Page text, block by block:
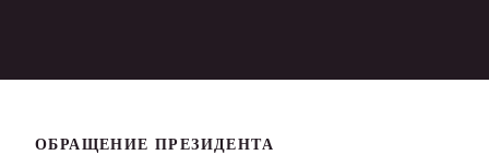
ОБРАЩЕНИЕ ПРЕЗИДЕНТА